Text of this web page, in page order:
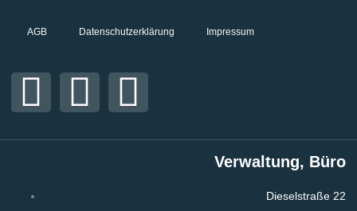
AGB Datenschutzerklärung Impressum
Verwaltung, Büro
Dieselstraße 22